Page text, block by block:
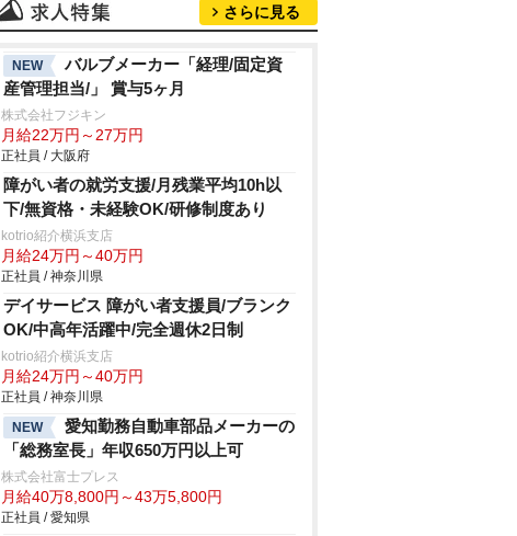
さらに見る
NEW
バルブメーカー「経理/固定資
産管理担当/」 賞与5ヶ月
株式会社フジキン
月給22万円～27万円
正社員 / 大阪府
障がい者の就労支援/月残業平均10h以
下/無資格・未経験OK/研修制度あり
kotrio紹介横浜支店
月給24万円～40万円
正社員 / 神奈川県
デイサービス 障がい者支援員/ブランク
OK/中高年活躍中/完全週休2日制
kotrio紹介横浜支店
月給24万円～40万円
正社員 / 神奈川県
NEW
愛知勤務自動車部品メーカーの
「総務室長」年収650万円以上可
株式会社富士プレス
月給40万8,800円～43万5,800円
正社員 / 愛知県